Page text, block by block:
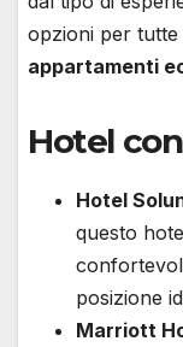
opzioni per tutte
appartamenti
Hotel
Hotel
questo
posizione
Marriott